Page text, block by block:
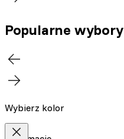
Popularne wybory
Wybierz kolor